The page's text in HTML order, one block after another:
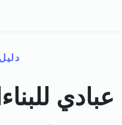
عبادي